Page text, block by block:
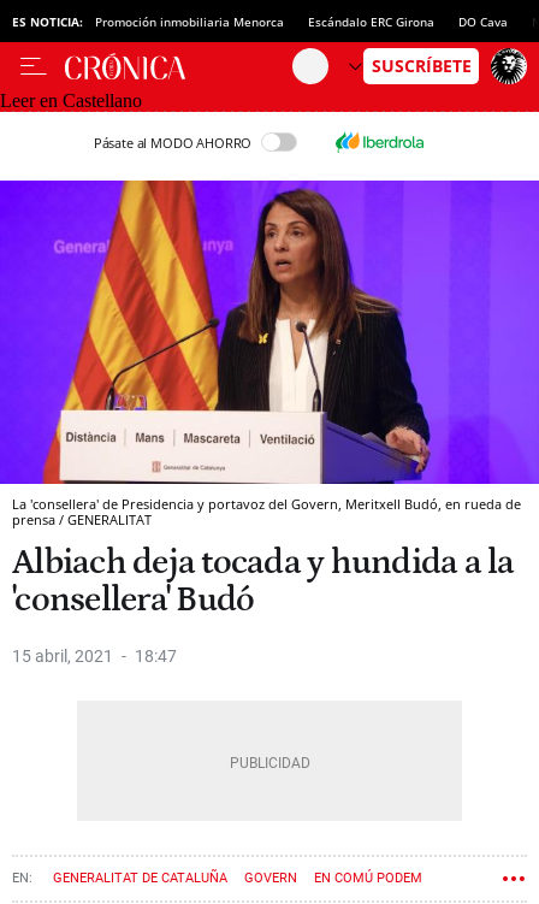
ES NOTICIA: Promoción inmobiliaria Menorca Escándalo ERC Girona DO Cava
Leer en Castellano
Pásate al MODO AHORRO
La 'consellera' de Presidencia y portavoz del Govern, Meritxell Budó, en rueda de
prensa / GENERALITAT
Albiach deja tocada y hundida a la
'consellera' Budó
15 abril, 2021 18:47
GENERALITAT DE CATALUÑA GOVERN EN COMÚ PODEM